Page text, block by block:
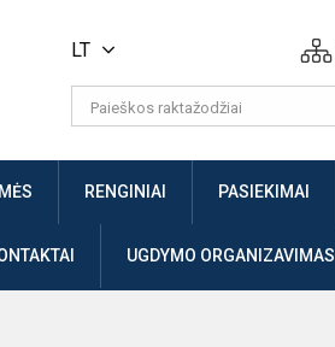
LT
RENGINIAI PASIEKIMAI
UGDYMO ORGANIZAVIMAS